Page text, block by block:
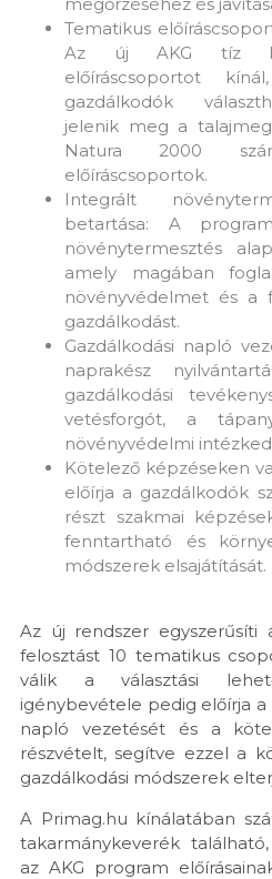
Tematikus
Az új AKG tíz
előíráscsoportot
gazdálkodók
jelenik meg a
Natura 2000
előíráscsoportok.
Integrált
betartása: A
növénytermesztés
amely magában
növényvédelmet és a
gazdálkodást.
Gazdálkodási napló
naprakész
gazdálkodási
vetésforgót, a
növényvédelmi
Kötelező képzéseken
előírja a gazdálkodók
részt szakmai
fenntartható és
módszerek elsajátítását.
Az új rendszer egyszerűsíti
felosztást 10 tematikus
válik a választási
igénybevétele pedig előírja a
napló vezetését és a
részvételt, segítve ezzel a
gazdálkodási módszerek
A Primag.hu kínálatában
takarmánykeverék
az AKG program